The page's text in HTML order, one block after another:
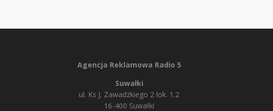
Agencja Reklamowa Radio 5
Suwałki
ul. Ks J. Zawadzkiego 2 lok. 1.2
16-400 Suwałki